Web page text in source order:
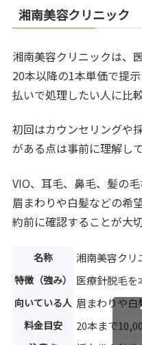
湘南美容クリニック
湘南美容クリニックは、
20本以降の1本単価で提
払いで処理したい人に比
初回はカウンセリングや
がある点は事前に理解し
VIO、耳毛、鼻毛、髪の
眉まわりや白髪などの希
約前に確認することが大切
名称 湘南美容クリ
特徴（強み） 医療針脱毛を
向いている人 眉まわりや白
料金目安 20本まで